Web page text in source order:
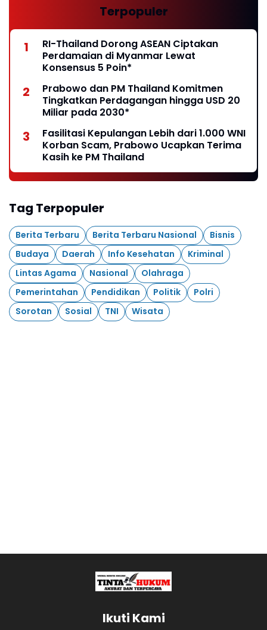
Terpopuler
RI-Thailand Dorong ASEAN Ciptakan
Perdamaian di Myanmar Lewat
Konsensus 5 Poin*
Prabowo dan PM Thailand Komitmen
Tingkatkan Perdagangan hingga USD 20
Miliar pada 2030*
Fasilitasi Kepulangan Lebih dari 1.000 WNI
Korban Scam, Prabowo Ucapkan Terima
Kasih ke PM Thailand
Tag Terpopuler
Berita Terbaru Berita Terbaru Nasional
Bisnis
Budaya
Daerah Info Kesehatan
Kriminal
Lintas Agama
Nasional
Olahraga
Pemerintahan
Pendidikan Politik
Polri
Sorotan
Sosial TNI Wisata
Ikuti Kami